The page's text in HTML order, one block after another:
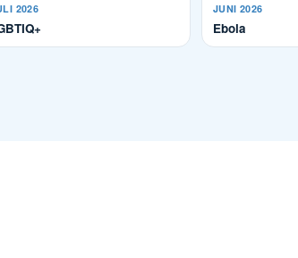
2026 JUNI 2026
Ebola